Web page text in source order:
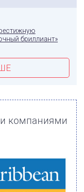
бриллиант»
компаниями